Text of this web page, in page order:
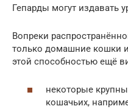
Гепарды могут издавать
Вопреки
только домашние кошки
этой способностью ещё
некоторые
кошачьих,